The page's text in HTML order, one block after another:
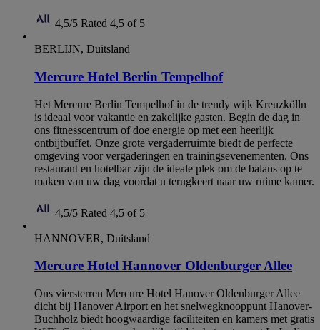
4,5/5 Rated 4,5 of 5
BERLIJN, Duitsland
Mercure Hotel Berlin Tempelhof
Het Mercure Berlin Tempelhof in de trendy wijk Kreuzkölln
is ideaal voor vakantie en zakelijke gasten. Begin de dag in
ons fitnesscentrum of doe energie op met een heerlijk
ontbijtbuffet. Onze grote vergaderruimte biedt de perfecte
omgeving voor vergaderingen en trainingsevenementen. Ons
restaurant en hotelbar zijn de ideale plek om de balans op te
maken van uw dag voordat u terugkeert naar uw ruime kamer.
4,5/5 Rated 4,5 of 5
HANNOVER, Duitsland
Mercure Hotel Hannover Oldenburger Allee
Ons viersterren Mercure Hotel Hanover Oldenburger Allee
dicht bij Hanover Airport en het snelwegknooppunt Hanover-
Buchholz biedt hoogwaardige faciliteiten en kamers met gratis